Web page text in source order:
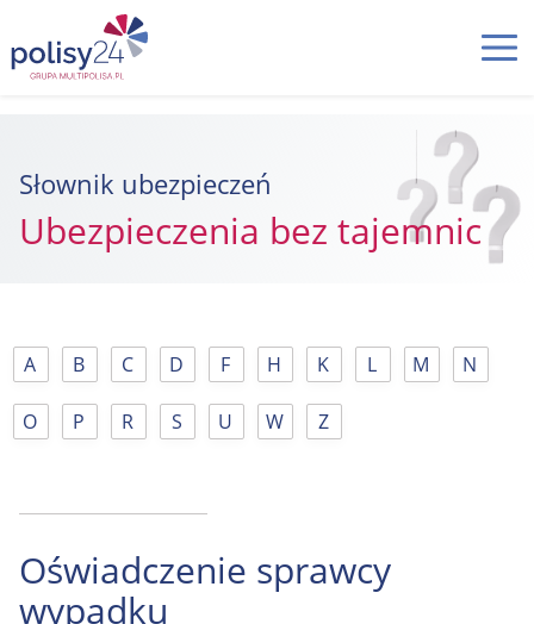
Słownik ubezpieczeń
Ubezpieczenia bez tajemnic
A B C D F H K L M N
O P R S U W Z
Oświadczenie sprawcy
wypadku